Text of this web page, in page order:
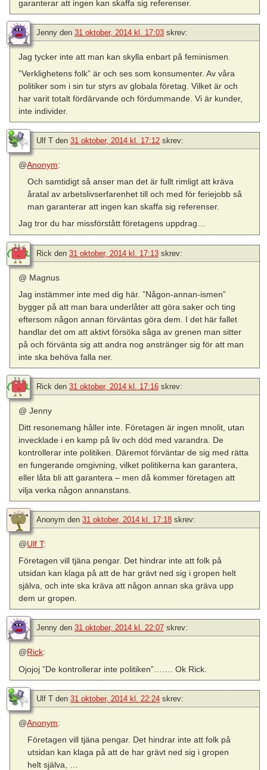
garanterar att ingen kan skaffa sig referenser.
Jenny den 31 oktober, 2014 kl. 17:03 skrev:
Jag tycker inte att man kan skylla enbart på feminismen.
”Verklighetens folk” är och ses som konsumenter. Av våra
politiker som i sin tur styrs av globala företag. Vilket är och
har varit totalt fördärvande och fördummande. Vi är kunder,
inte individer.
Ulf T den 31 oktober, 2014 kl. 17:12 skrev:
@Anonym:
Och samtidigt så anser man det är fullt rimligt att kräva
åratal av arbetslivserfarenhet till och med för feriejobb så
man garanterar att ingen kan skaffa sig referenser.
Jag tror du har missförstått företagens uppdrag…
Rick den 31 oktober, 2014 kl. 17:13 skrev:
@ Magnus
Jag instämmer inte med dig här. ”Någon-annan-ismen”
bygger på att man bara underlåter att göra saker och ting
eftersom någon annan förväntas göra dem. I det här fallet
handlar det om att aktivt försöka såga av grenen man sitter
på och förvänta sig att andra nog anstränger sig för att man
inte ska behöva falla ner.
Rick den 31 oktober, 2014 kl. 17:16 skrev:
@ Jenny
Ditt resonemang håller inte. Företagen är ingen mnolit, utan
invecklade i en kamp på liv och död med varandra. De
kontrollerar inte politiken. Däremot förväntar de sig med rätta
en fungerande omgivning, vilket politikerna kan garantera,
eller låta bli att garantera – men då kommer företagen att
vilja verka någon annanstans.
Anonym den 31 oktober, 2014 kl. 17:18 skrev:
@Ulf T:
Företagen vill tjäna pengar. Det hindrar inte att folk på
utsidan kan klaga på att de har grävt ned sig i gropen helt
själva, och inte ska kräva att någon annan ska gräva upp
dem ur gropen.
Jenny den 31 oktober, 2014 kl. 22:07 skrev:
@Rick:
Ojojoj ”De kontrollerar inte politiken”……. Ok Rick.
Ulf T den 31 oktober, 2014 kl. 22:24 skrev:
@Anonym:
Företagen vill tjäna pengar. Det hindrar inte att folk på
utsidan kan klaga på att de har grävt ned sig i gropen
helt själva, …